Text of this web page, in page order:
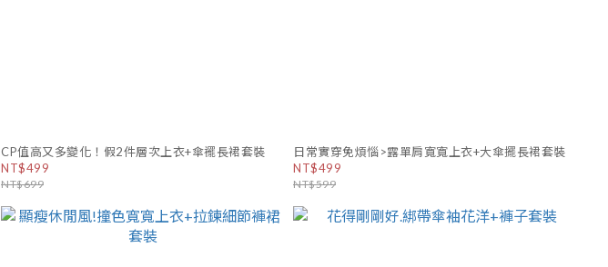
CP值高又多變化！假2件層次上衣+傘襬長裙套裝
NT$499
NT$699
日常實穿免煩惱>露單肩寬寬上衣+大傘擺長裙套裝
NT$499
NT$599